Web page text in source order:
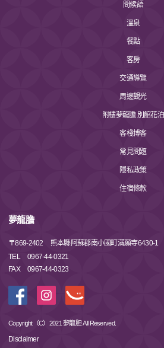
問候語
溫泉
餐點
客房
交通導覽
周邊觀光
附樓夢龍膽 別館花泊
客棧博客
常見問題
隱私政策
住宿條款
夢龍膽
〒869-2402
熊本縣阿蘇郡南小國町滿願寺6430-1
TEL
0967-44-0321
FAX
0967-44-0323
Copyright（C）2021 夢龍胆 All Reserved.
Disclaimer